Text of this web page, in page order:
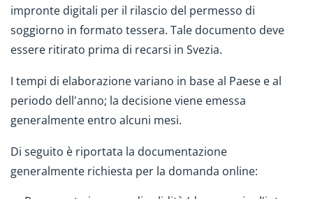
impronte digitali per il rilascio del permesso di
soggiorno in formato tessera. Tale documento deve
essere ritirato prima di recarsi in Svezia.
I tempi di elaborazione variano in base al Paese e al
periodo dell'anno; la decisione viene emessa
generalmente entro alcuni mesi.
Di seguito è riportata la documentazione
generalmente richiesta per la domanda online: